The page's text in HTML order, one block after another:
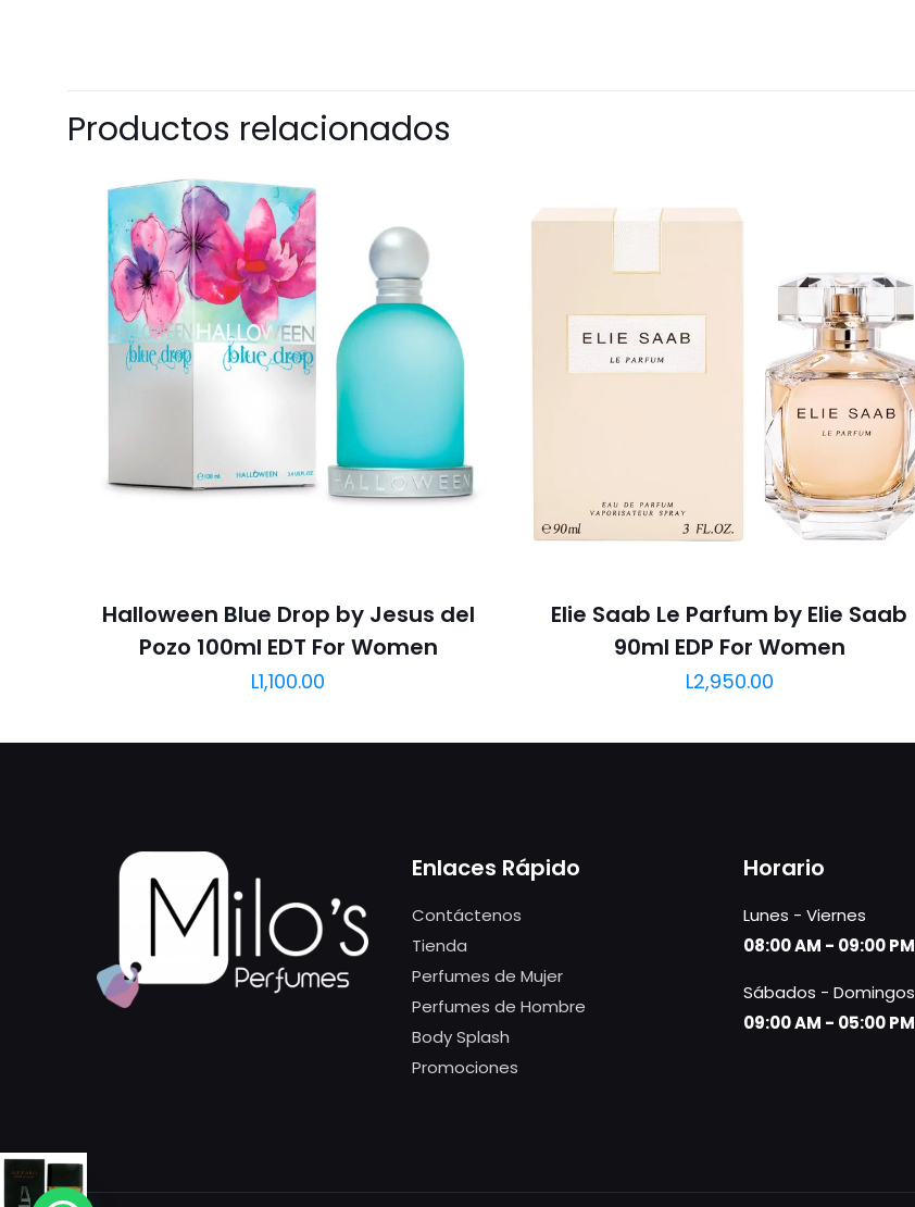
Productos relacionados
Halloween Blue Drop by Jesus del
Pozo 100ml EDT For Women
L1,100.00
Elie Saab Le Parfum by Elie Saab
90ml EDP For Women
L2,950.00
Enlaces Rápido
Contáctenos
Tienda
Perfumes de Mujer
Perfumes de Hombre
Body Splash
Promociones
Horario
Lunes - Viernes
08:00 AM - 09:00 PM
Sábados - Domingos
09:00 AM - 05:00 PM